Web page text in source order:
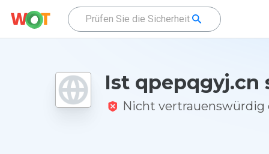
Ist qpepqgyj.cn
Nicht vertrauenswürdig